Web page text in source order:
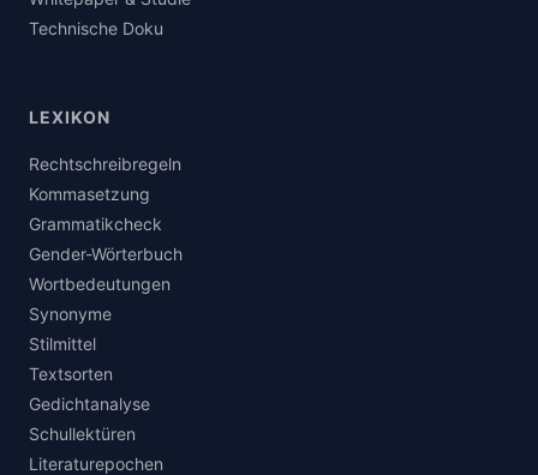
Technische Doku
LEXIKON
Rechtschreibregeln
Kommasetzung
Grammatikcheck
Gender-Wörterbuch
Wortbedeutungen
Synonyme
Stilmittel
Textsorten
Gedichtanalyse
Schullektüren
Literaturepochen